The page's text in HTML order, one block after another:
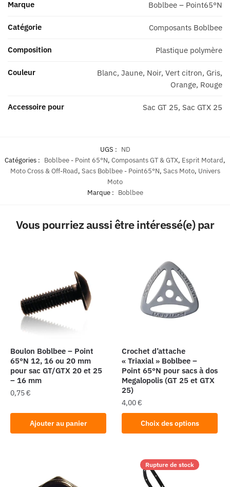
Marque Boblbee – Point65°N
Catégorie Composants Boblbee
Composition Plastique polymère
Couleur
Blanc, Jaune, Noir, Vert citron, Gris,
Orange, Rouge
Accessoire pour Sac GT 25, Sac GTX 25
UGS : ND
Catégories : Boblbee - Point 65°N, Composants GT & GTX, Esprit Motard,
Moto Cross & Off-Road, Sacs Boblbee - Point65°N, Sacs Moto, Univers
Moto
Marque : Boblbee
Vous pourriez aussi être intéressé(e) par
Boulon Boblbee – Point
65°N 12, 16 ou 20 mm
pour sac GT/GTX 20 et 25
– 16 mm
0,75€
Ajouter au panier
Crochet d’attache
« Triaxial » Boblbee –
Point 65°N pour sacs à dos
Megalopolis (GT 25 et GTX
25)
4,00€
Choix des options
produit
plusieurs
variations.Rupture de stock